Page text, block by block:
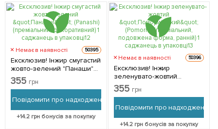
Немає в наявності 50395
Ексклюзив! Інжир смугастий
жовто-зелений "Панаши"
(Panashi) (преміальний,
декоративний) 1 саджанець
упаковці
355 грн
Повідомити про надходження
+14.2 грн бонусів за покупку
Немає в наявності 50396
Ексклюзив! Інжир
зеленувато-жовтий
"Поморийський" (Pomorie)
(преміальний, подовжена
в упаковці 1 саджанець в
упаковці
355 грн
Повідомити про надходження
+14.2грн бонусів за покупку